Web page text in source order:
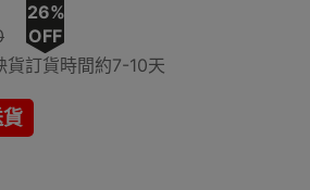
26%
OFF
貨訂貨時間約7-10天